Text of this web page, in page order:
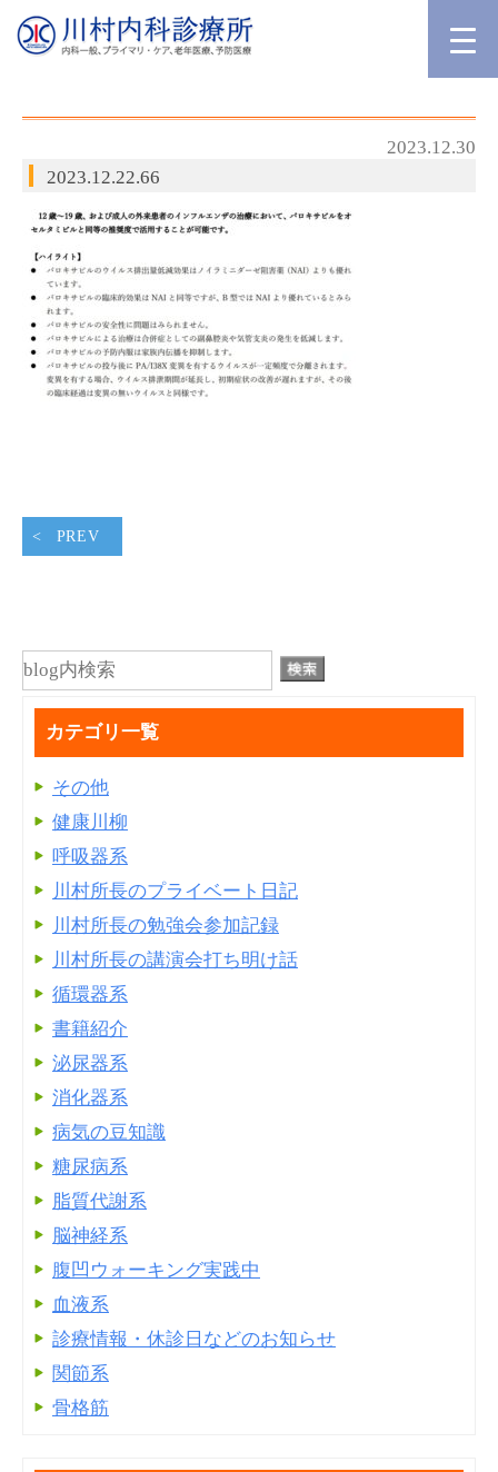
2023.12.30
2023.12.22.66
PREV
カテゴリ一覧
その他
健康川柳
呼吸器系
川村所長のプライベート日記
川村所長の勉強会参加記録
川村所長の講演会打ち明け話
循環器系
書籍紹介
泌尿器系
消化器系
病気の豆知識
糖尿病系
脂質代謝系
脳神経系
腹凹ウォーキング実践中
血液系
診療情報・休診日などのお知らせ
関節系
骨格筋